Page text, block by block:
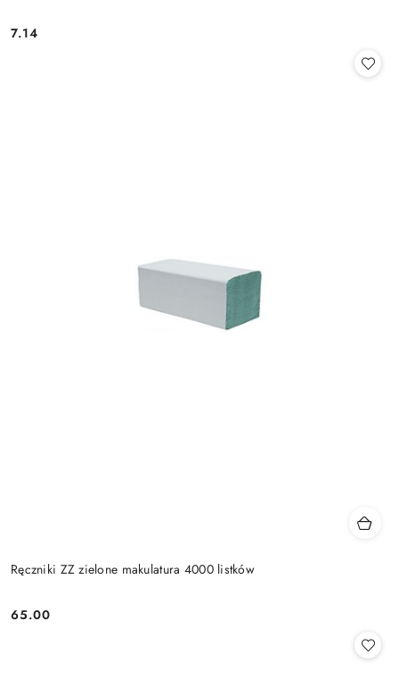
Cena:
7.14
Ręczniki ZZ zielone makulatura 4000 listków
Cena:
65.00